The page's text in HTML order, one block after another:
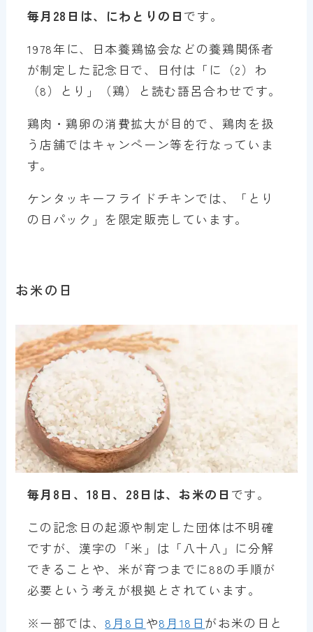
毎月28日は、にわとりの日 です。
1978年に、日本養鶏協会などの養鶏関係者
が制定した記念日で、日付は「に（2）わ
（8）とり」（鶏）と読む語呂合わせです。
鶏肉・鶏卵の消費拡大が目的で、鶏肉を扱
う店舗ではキャンペーン等を行なっていま
す。
ケンタッキーフライドチキンでは、「とり
の日パック」を限定販売しています。
お米の日
毎月8日、18日、28日は、お米の日 です。
この記念日の起源や制定した団体は不明確
ですが、漢字の「米」は「八十八」に分解
できることや、米が育つまでに88の手順が
必要という考えが根拠とされています。
※一部では、 8月8日 や8月18日 がお米の日と